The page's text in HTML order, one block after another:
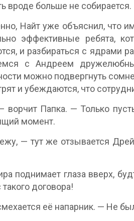
вроде больше не собирается.
Найт уже объяснил, что
эффективные ребята,
и разбираться с ядрами
с Андреем
можно подвергнуть
и убеждаются, что
ворчит Папка. — Только
момент.
— тут же отзывается
поднимает глаза вверх,
договора!
её напарник. — Не